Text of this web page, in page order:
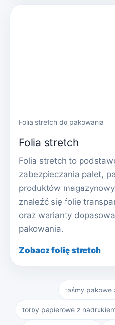
Folia stretch do pakowania
Folia stretch
Folia stretch to
zabezpieczania palet,
produktów
znaleźć się folie
oraz warianty
pakowania.
Zobacz folię stretch
taśmy pakowe
torby papierowe z nadrukiem